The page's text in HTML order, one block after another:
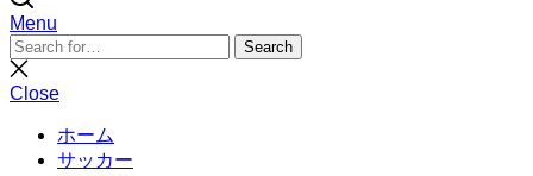
Menu
Search
for:
Search
Close
search
Close
ホーム
サッカー